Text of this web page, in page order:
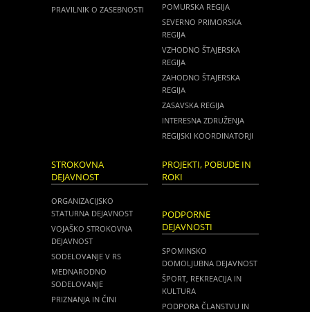
PRAVILNIK O ZASEBNOSTI
POMURSKA REGIJA
SEVERNO PRIMORSKA
REGIJA
VZHODNO ŠTAJERSKA
REGIJA
ZAHODNO ŠTAJERSKA
REGIJA
ZASAVSKA REGIJA
INTERESNA ZDRUŽENJA
REGIJSKI KOORDINATORJI
STROKOVNA
DEJAVNOST
ORGANIZACIJSKO
STATURNA DEJAVNOST
VOJAŠKO STROKOVNA
DEJAVNOST
SODELOVANJE V RS
MEDNARODNO
SODELOVANJE
PRIZNANJA IN ČINI
PROJEKTI, POBUDE IN
ROKI
PODPORNE
DEJAVNOSTI
SPOMINSKO
DOMOLJUBNA DEJAVNOST
ŠPORT, REKREACIJA IN
KULTURA
PODPORA ČLANSTVU IN